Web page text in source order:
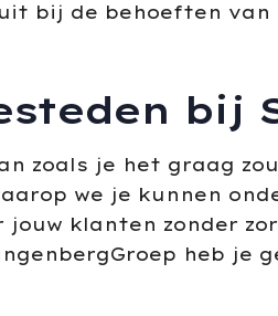
bij de behoeften van
bij
je het graag
we je kunnen
klanten zonder
heb je